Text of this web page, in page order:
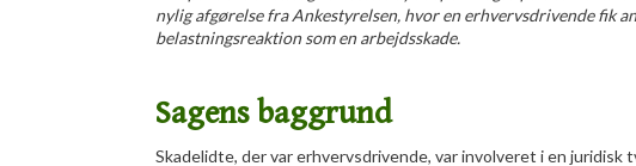
nylig afgørelse fra Ankestyrelsen, hvor en erhvervsdrivende fik
belastningsreaktion som en arbejdsskade.
Sagens baggrund
​Skadelidte, der var erhvervsdrivende, var involveret i en juridisk